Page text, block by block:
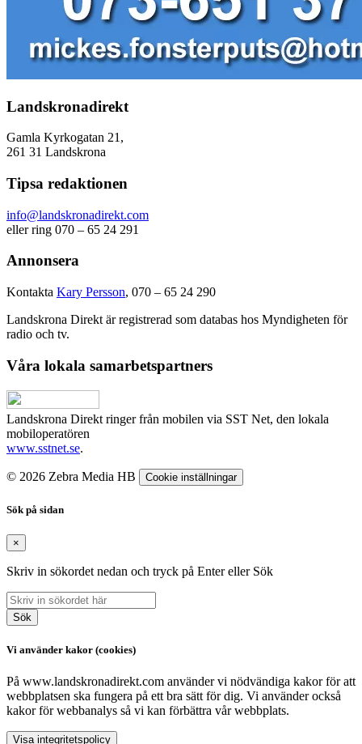
Landskronadirekt
Gamla Kyrkogatan 21,
261 31 Landskrona
Tipsa redaktionen
info@landskronadirekt.com
eller ring 070 – 65 24 291
Annonsera
Kontakta Kary Persson, 070 – 65 24 290
Landskrona Direkt är registrerad som databas hos Myndigheten för
radio och tv.
Våra lokala samarbetspartners
Landskrona Direkt ringer från mobilen via SST Net, den lokala
mobiloperatören
www.sstnet.se.
© 2026 Zebra Media HB Cookie inställningar
Sök på sidan
×
Skriv in sökordet nedan och tryck på Enter eller Sök
Sök
Vi använder kakor (cookies)
På www.landskronadirekt.com använder vi nödvändiga kakor för att
webbplatsen ska fungera på ett bra sätt för dig. Vi använder också
kakor för webbanalys så vi kan förbättra vår webbplats.
Visa integritetspolicy